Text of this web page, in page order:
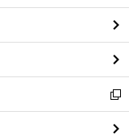
ン
ド
ウ
で
開
く
新
し
い